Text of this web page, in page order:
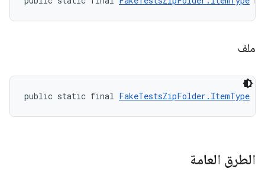
ملف
public static final FakeTestsZipFolder.ItemType
الطرق العامة